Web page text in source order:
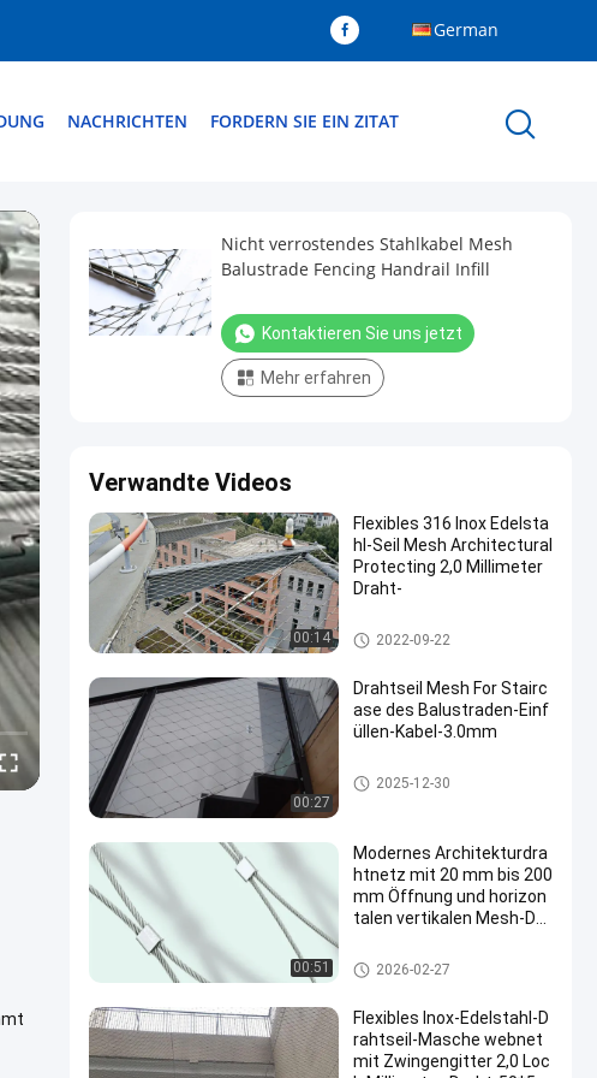
German
NACHRICHTEN FORDERN SIE EIN ZITAT
Nicht verrostendes Stahlkabel Mesh
Balustrade Fencing Handrail Infill
Kontaktieren Sie uns jetzt
Mehr erfahren
Verwandte Videos
00:14
Flexibles 316 Inox Edelsta
hl-Seil Mesh Architectural
Protecting 2,0 Millimeter
Draht-
Architekturmaschendraht
2022-09-22
00:27
Drahtseil Mesh For Stairc
ase des Balustraden-Einf
üllen-Kabel-3.0mm
Drahtseil-Masche
2025-12-30
00:51
Modernes Architekturdra
htnetz mit 20 mm bis 200
mm Öffnung und horizon
talen vertikalen Mesh-De
Architekturmaschendraht
2026-02-27
Flexibles Inox-Edelstahl-D
rahtseil-Masche webnet
mit Zwingengitter 2,0 Loc